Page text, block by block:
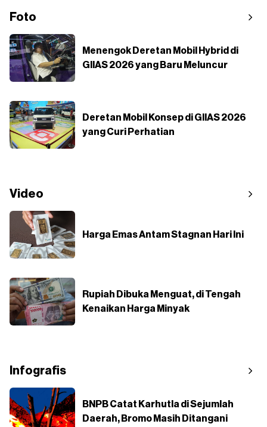
Foto
Menengok Deretan Mobil Hybrid di
GIIAS 2026 yang Baru Meluncur
Deretan Mobil Konsep di GIIAS 2026
yang Curi Perhatian
Video
Harga Emas Antam Stagnan Hari Ini
Rupiah Dibuka Menguat, di Tengah
Kenaikan Harga Minyak
Infografis
BNPB Catat Karhutla di Sejumlah
Daerah, Bromo Masih Ditangani